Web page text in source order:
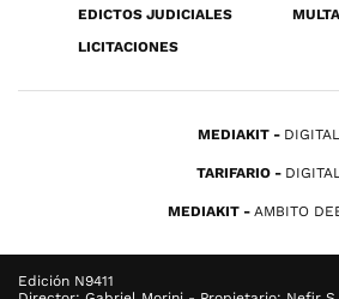
EDICTOS JUDICIALES
LICITACIONES
MEDIAKIT DIGITAL
TARIFARIO
MEDIAKIT AMBITO
Edición N9411